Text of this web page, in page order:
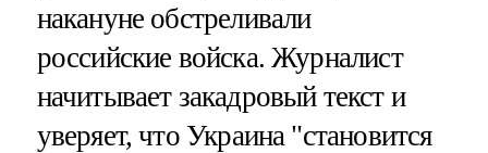
накануне обстреливали
российские войска. Журналист
начитывает закадровый текст и
уверяет, что Украина "становится